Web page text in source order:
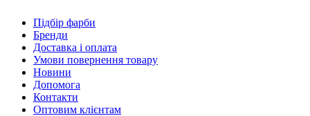
Підбір фарби
Бренди
Доставка і оплата
Умови повернення товару
Новини
Допомога
Контакти
Оптовим клієнтам